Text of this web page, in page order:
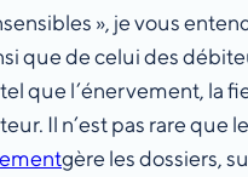
», je vous
que de celui des
que l’énervement, la
Il n’est pas rare que
gère les dossiers,